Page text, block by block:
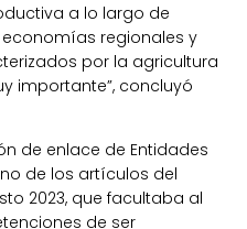
a lo largo de
regionales y
por la agricultura
importante”, concluyó
de enlace de Entidades
de los artículos del
2023, que facultaba al
de ser